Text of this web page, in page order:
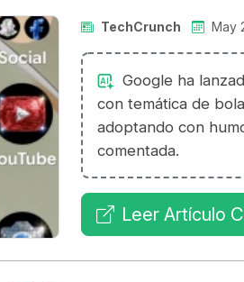
TechCrunch May
Google ha
con temática de
adoptando con
comentada.
Leer Artículo